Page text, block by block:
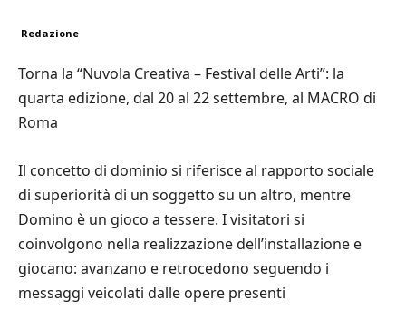
Redazione
Torna la “Nuvola Creativa – Festival delle Arti”: la
quarta edizione, dal 20 al 22 settembre, al MACRO di
Roma
Il concetto di dominio si riferisce al rapporto sociale
di superiorità di un soggetto su un altro, mentre
Domino è un gioco a tessere. I visitatori si
coinvolgono nella realizzazione dell’installazione e
giocano: avanzano e retrocedono seguendo i
messaggi veicolati dalle opere presenti